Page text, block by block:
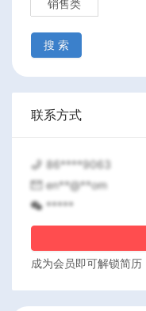
销售类
搜 索
联系方式
86****9063
en**@**om
*****
成为会员即可解锁简历